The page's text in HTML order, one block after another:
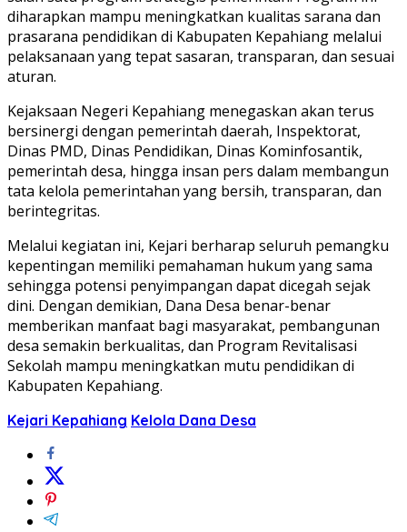
diharapkan mampu meningkatkan kualitas sarana dan
prasarana pendidikan di Kabupaten Kepahiang melalui
pelaksanaan yang tepat sasaran, transparan, dan sesuai
aturan.
Kejaksaan Negeri Kepahiang menegaskan akan terus
bersinergi dengan pemerintah daerah, Inspektorat,
Dinas PMD, Dinas Pendidikan, Dinas Kominfosantik,
pemerintah desa, hingga insan pers dalam membangun
tata kelola pemerintahan yang bersih, transparan, dan
berintegritas.
Melalui kegiatan ini, Kejari berharap seluruh pemangku
kepentingan memiliki pemahaman hukum yang sama
sehingga potensi penyimpangan dapat dicegah sejak
dini. Dengan demikian, Dana Desa benar-benar
memberikan manfaat bagi masyarakat, pembangunan
desa semakin berkualitas, dan Program Revitalisasi
Sekolah mampu meningkatkan mutu pendidikan di
Kabupaten Kepahiang.
Kejari Kepahiang Kelola Dana Desa